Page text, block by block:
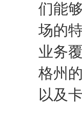
们能
场的
业务
格州
以及